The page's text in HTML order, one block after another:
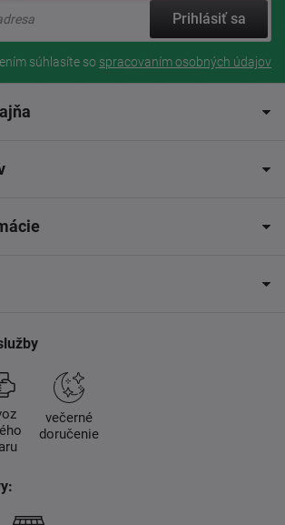
Prihlásiť sa
súhlasíte so spracovaním osobných údajov
večerné
doručenie